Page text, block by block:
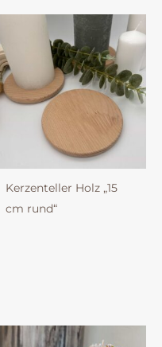
Kerzenteller Holz „15
cm rund“